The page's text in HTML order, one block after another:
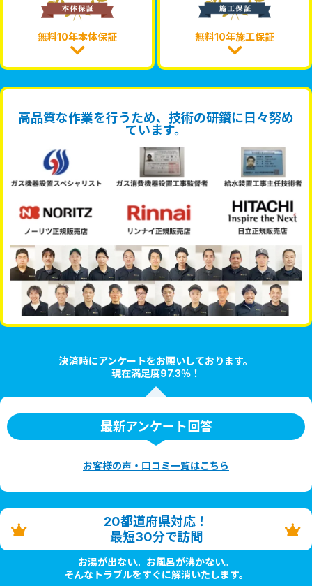
無料10年本体保証 無料10年施工保証
高品質な作業を行うため、技術の研鑽に日々努め
ています。
決済時にアンケートをお願いしております。
現在満足度97.3％！
最新アンケート回答
お客様の声・口コミ一覧はこちら
20都道府県対応！
最短30分で訪問
お湯が出ない。お風呂が沸かない。
そんなトラブルをすぐに解消いたします。